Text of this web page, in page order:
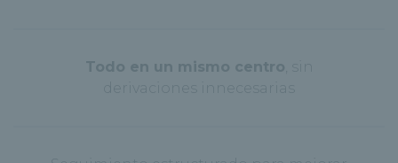
Todo en un mismo centro
derivaciones innecesarias